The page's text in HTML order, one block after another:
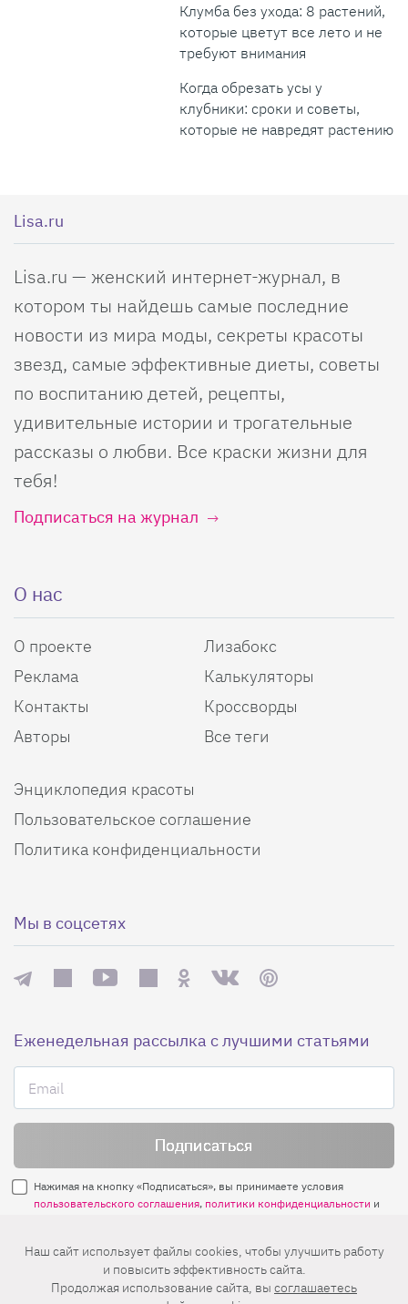
Клумба без ухода: 8 растений,
которые цветут все лето и не
требуют внимания
Когда обрезать усы у
клубники: сроки и советы,
которые не навредят растению
Lisa.ru
Lisa.ru — женский интернет-журнал, в
котором ты найдешь самые последние
новости из мира моды, секреты красоты
звезд, самые эффективные диеты, советы
по воспитанию детей, рецепты,
удивительные истории и трогательные
рассказы о любви. Все краски жизни для
тебя!
Подписаться на журнал
О нас
О проекте
Реклама
Контакты
Авторы
Лизабокс
Калькуляторы
Кроссворды
Все теги
Энциклопедия красоты
Пользовательское соглашение
Политика конфиденциальности
Мы в соцсетях
Еженедельная рассылка с лучшими статьями
Нажимая на кнопку «Подписаться», вы принимаете условия
пользовательского соглашения, политики конфиденциальности и
Нашли ошибку? Выделите ее и нажмите
Ctrl+Enter
Наш сайт использует файлы cookies, чтобы улучшить работу
и повысить эффективность сайта.
Продолжая использование сайта, вы соглашаетесь